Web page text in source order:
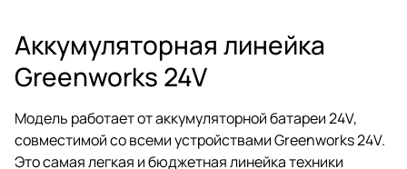
Аккумуляторная линейка
Greenworks 24V
Модель работает от аккумуляторной батареи 24V,
совместимой со всеми устройствами Greenworks 24V.
Это самая легкая и бюджетная линейка техники